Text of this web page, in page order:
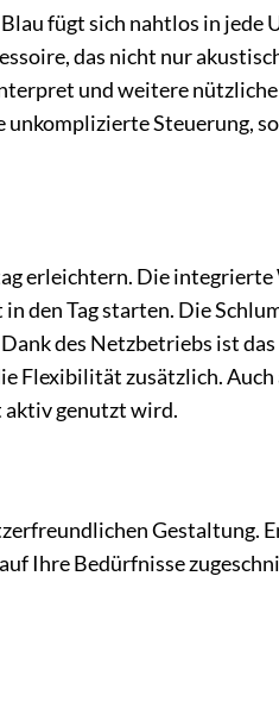
fügt sich nahtlos in jede
das nicht nur
und weitere
Steuerung,
erleichtern. Die
den Tag starten. Die
des Netzbetriebs ist
Flexibilität zusätzlich.
aktiv genutzt wird.
Gestaltung.
Ihre Bedürfnisse